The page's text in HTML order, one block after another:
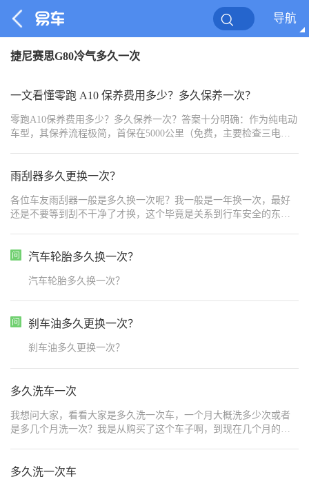
导航
捷尼赛思G80冷气多久一次
一文看懂零跑 A10 保养费用多少？多久保养一次？
零跑A10保养费用多少？多久保养一次？答案十分明确：作为纯电动
车型，其保养流程极简，首保在5000公里（免费，主要检查三电系
省约2000元保养费，5年/10万公里总保养成本约3000元，仅为燃油车
航、超快快充、高安全配置成为热门家用车型，本文结合官方售后
标准、行业权威数据，以及北京、杭州地区用车实际表现，全方位
雨刮器多久更换一次？
各位车友雨刮器一般是多久换一次呢？我一般是一年换一次，最好
还是不要等到刮不干净了才换，这个毕竟是关系到行车安全的东
汽车轮胎多久换一次？
汽车轮胎多久换一次？
刹车油多久更换一次？
刹车油多久更换一次？
多久洗车一次
我想问大家，看看大家是多久洗一次车，一个月大概洗多少次或者
是多几个月洗一次？我是从购买了这个车子啊，到现在几个月的时
好像容易他们那个抹布不干净的话，也容易摩擦到车子，后面我就
多久洗一次车